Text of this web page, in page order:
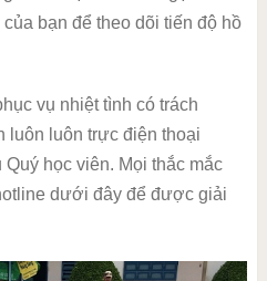
bạn để theo dõi tiến độ hồ
vụ nhiệt tình có trách
luôn luôn trực điện thoại
học viên. Mọi thắc mắc
dưới đây để được giải